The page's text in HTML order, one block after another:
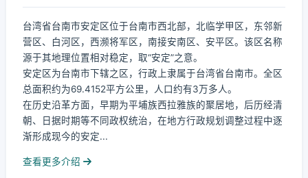
台湾省台南市安定区位于台南市西北部，北临学甲区，东邻新
营区、白河区，西濒将军区，南接安南区、安平区。该区名称
源于其地理位置相对稳定，取“安定”之意。
安定区为台南市下辖之区，行政上隶属于台湾省台南市。全区
总面积约为69.4152平方公里，人口约有3万多人。
在历史沿革方面，早期为平埔族西拉雅族的聚居地，后历经清
朝、日据时期等不同政权统治，在地方行政规划调整过程中逐
渐形成现今的安定...
查看更多介绍